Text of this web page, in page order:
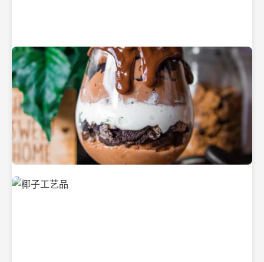
纯净的初榨椰子油
美味的椰子食品